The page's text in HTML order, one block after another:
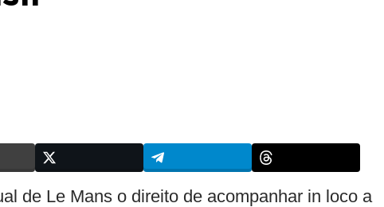
de Le Mans o direito de acompanhar in loco a